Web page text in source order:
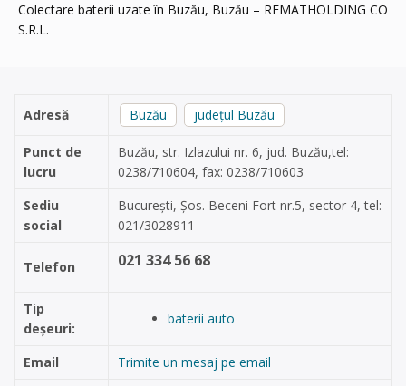
Colectare baterii uzate în Buzău, Buzău – REMATHOLDING CO
S.R.L.
Adresă Buzău județul Buzău
Punct de
lucru
Buzău, str. Izlazului nr. 6, jud. Buzău,tel:
0238/710604, fax: 0238/710603
Sediu
social
Bucureşti, Şos. Beceni Fort nr.5, sector 4, tel:
021/3028911
Telefon 021 334 56 68
Tip
deșeuri:
baterii auto
Email
Trimite un mesaj pe email